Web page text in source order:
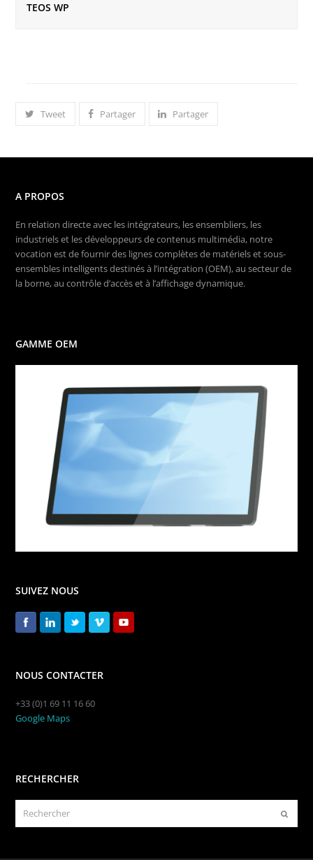
TEOS WP
Tweet Partager Partager
A PROPOS
En relation directe avec les intégrateurs, les ensembliers, les
industriels et les développeurs de contenus multimédia, notre
vocation est de fournir des lignes complètes de matériels et sous-
ensembles intelligents destinés à l’intégration (OEM), au secteur de
la borne, au contrôle d’accès et à l’affichage dynamique.
GAMME OEM
SUIVEZ NOUS
NOUS CONTACTER
+33 (0)1 69 11 16 60
Google Maps
RECHERCHER